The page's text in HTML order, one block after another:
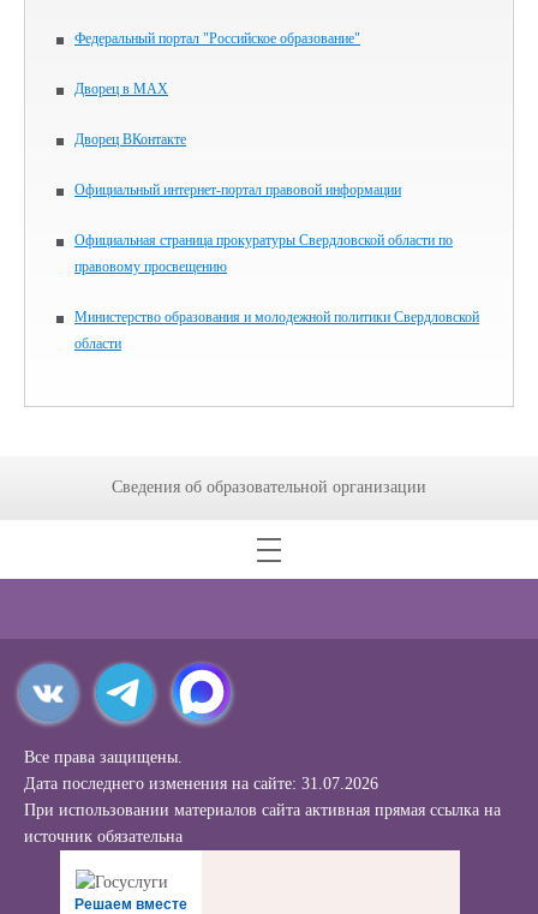
Федеральный портал "Российское образование"
Дворец в MAX
Дворец ВКонтакте
Официальный интернет-портал правовой информации
Официальная страница прокуратуры Свердловской области по
правовому просвещению
Министерство образования и молодежной политики Свердловской
области
Сведения об образовательной организации
Все права защищены.
Дата последнего изменения на сайте: 31.07.2026
При использовании материалов сайта активная прямая ссылка на
источник обязательна
Решаем вместе